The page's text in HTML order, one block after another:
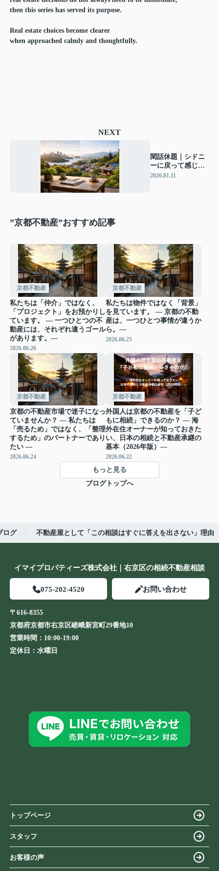
then this series has served its purpose.
Real estate choices become clearer
when approached calmly and thoughtfully.
NEXT
閑話休題｜シドニ
ーに戻って感じた
こと、日本の不動
2026.01.11
”京都不動産”おすすめ記事
京都不動産
私たちは「仲介」ではなく、
「プロジェクト」をお預かりし
ています。 ― 一つひとつの不
動産には、それぞれ違うゴール
があります。―
2026.06.26
京都不動産
私たちは物件ではなく「背景」
を見ています。 ― 京都の不動
産は、一つひとつ事情が違うか
ら。―
2026.06.25
京都不動産
京都の不動産市場で迷子になっ
ていませんか？ ― 私たちは
「売るため」ではなく、「整理
するため」のパートナーであり
たい ―
2026.06.24
京都不動産
外国人は京都の不動産を「子ど
もに相続」できるのか？ ― 海
外在住オーナーが知っておきた
い、日本の相続と不動産承継の
基本（2026年版）―
2026.06.22
もっと見る
ブログトップへ
ログ 不動産屋として「この相談はすぐに答えを出さない」理由
イマイプロパティーズ株式会社｜右京区の相続不動産相談
075-202-4520 お問い合わせ
〒616-8355
京都府京都市右京区嵯峨新宮町29番地10
営業時間： 10:00-19:00
定休日： 水曜日
トップページ
スタッフ
お客様の声